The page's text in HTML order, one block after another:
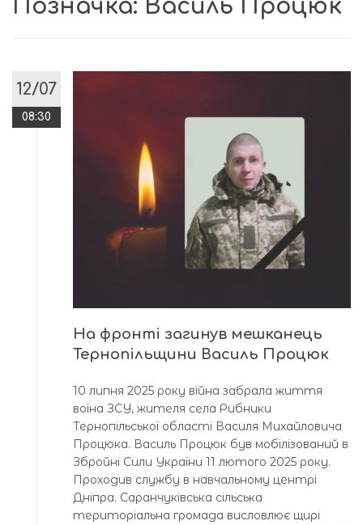
Позначка: Василь Процюк
12/07
08:30
На фронті загинув мешканець
Тернопільщини Василь Процюк
10 липня 2025 року війна забрала життя
воїна ЗСУ, жителя села Рибники
Тернопільської області Василя Михайловича
Процюка. Василь Процюк був мобілізований в
Збройні Сили України 11 лютого 2025 року.
Проходив службу в навчальному центрі
Дніпра. Саранчуківська сільська
територіальна громада висловлює щирі